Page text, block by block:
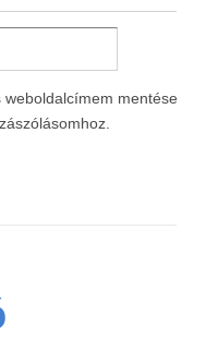
mentése a